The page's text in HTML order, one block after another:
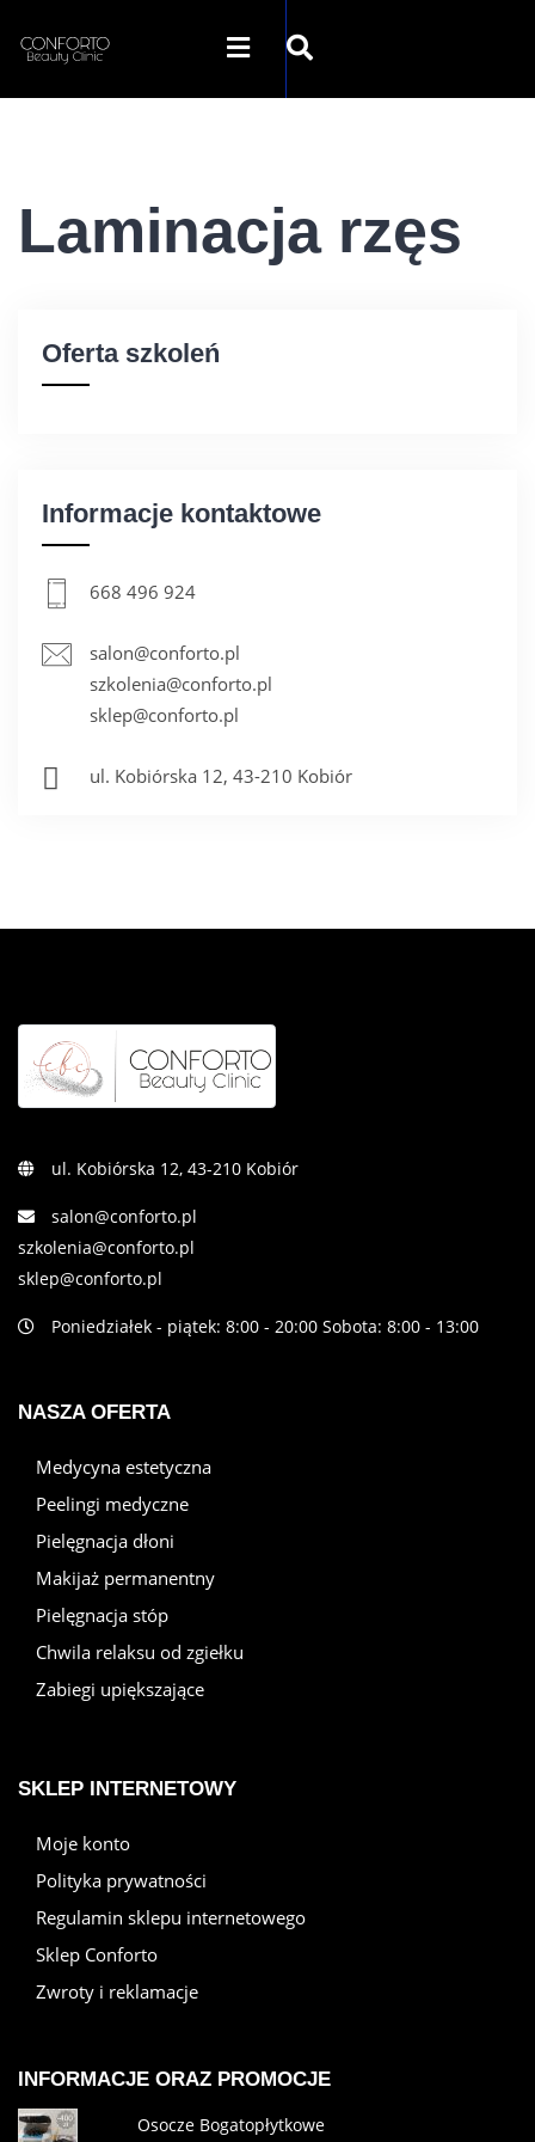
SZKOLENIA
SKLEP INTERNETOWY
KONTAKT
Oferta szkoleń
Informacje kontaktowe
668 496 924
salon@conforto.pl
szkolenia@conforto.pl
sklep@conforto.pl
ul. Kobiórska 12, 43-210 Kobiór
Laminacja rzęs
ul. Kobiórska 12, 43-210 Kobiór
salon@conforto.pl
szkolenia@conforto.pl
sklep@conforto.pl
Poniedziałek - piątek: 8:00 - 20:00 Sobota: 8:00 - 13:00
NASZA OFERTA
Medycyna estetyczna
Peelingi medyczne
Pielęgnacja dłoni
Makijaż permanentny
Pielęgnacja stóp
Chwila relaksu od zgiełku
Zabiegi upiększające
SKLEP INTERNETOWY
Moje konto
Polityka prywatności
Regulamin sklepu internetowego
Sklep Conforto
Zwroty i reklamacje
INFORMACJE ORAZ PROMOCJE
Osocze Bogatopłytkowe